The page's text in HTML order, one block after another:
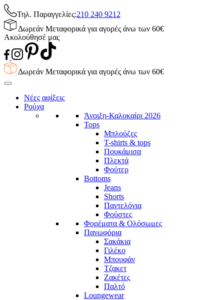
Τηλ. Παραγγελίες:210 240 9212
Δωρεάν Μεταφορικά για αγορές άνω των 60€
Ακολούθησέ μας
Δωρεάν Μεταφορικά για αγορές άνω των 60€
Νέες αφίξεις
Ρούχα
Άνοιξη-Καλοκαίρι 2026
Tops
Μπλούζες
T-shirts & tops
Πουκάμισα
Πλεκτά
Φούτερ
Bottoms
Jeans
Shorts
Παντελόνια
Φούστες
Φορέματα & Ολόσωμες
Πανωφόρια
Σακάκια
Γιλέκο
Μπουφάν
Τζακετ
Ζακέτες
Παλτό
Loungewear